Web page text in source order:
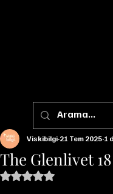
The Glenlivet
Viskibilgi 21 Tem 2025 1
5 üzerinden NaN yıldız